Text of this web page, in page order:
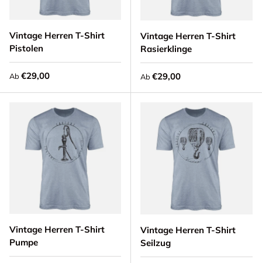
Vintage Herren T-Shirt
Pistolen
Ab Normaler Preis
€29,00
Vintage Herren T-Shirt
Rasierklinge
Ab Normaler Preis
€29,00
Vintage Herren T-Shirt
Pumpe
Vintage Herren T-Shirt
Seilzug